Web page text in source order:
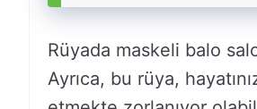
Rüyada maskeli balo
Ayrıca, bu rüya,